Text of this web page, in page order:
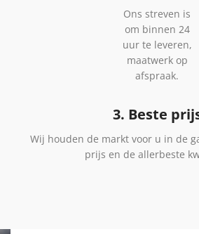
Ons streven is
om binnen 24
uur te leveren,
maatwerk op
afspraak.
3. Beste
Wij houden de markt voor u in de
prijs en de allerbeste